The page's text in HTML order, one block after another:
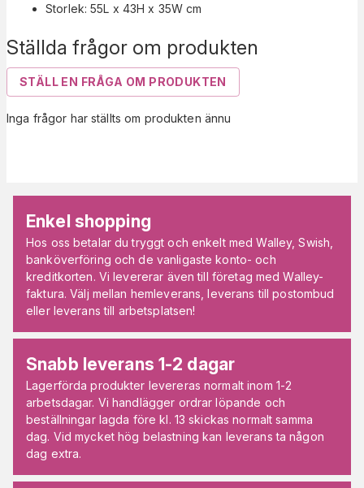
Ställda frågor om produkten
STÄLL EN FRÅGA OM PRODUKTEN
Inga frågor har ställts om produkten ännu
Storlek: 55L x 43H x 35W cm
Enkel shopping
Hos oss betalar du tryggt och enkelt med Walley, Swish,
banköverföring och de vanligaste konto- och
kreditkorten. Vi levererar även till företag med Walley-
faktura. Välj mellan hemleverans, leverans till postombud
eller leverans till arbetsplatsen!
Snabb leverans 1-2 dagar
Lagerförda produkter levereras normalt inom 1-2
arbetsdagar. Vi handlägger ordrar löpande och
beställningar lagda före kl. 13 skickas normalt samma
dag. Vid mycket hög belastning kan leverans ta någon
dag extra.